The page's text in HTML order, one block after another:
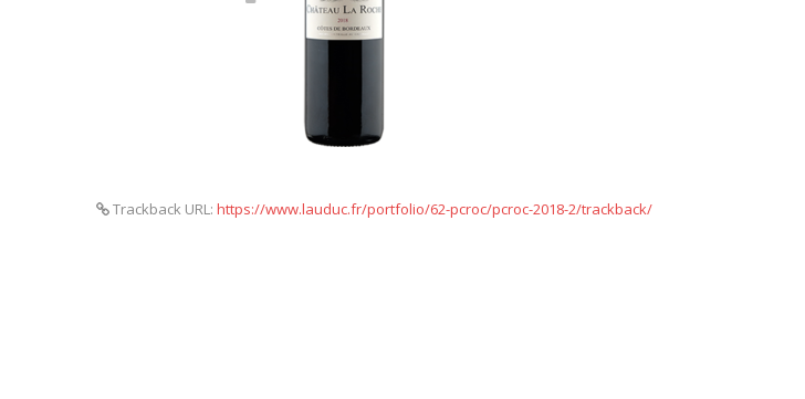
Trackback URL: https://www.lauduc.fr/portfolio/62-pcroc/pcroc-2018-2/trackback/